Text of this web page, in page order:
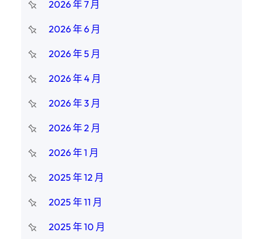
2026 年 7 月
2026 年 6 月
2026 年 5 月
2026 年 4 月
2026 年 3 月
2026 年 2 月
2026 年 1 月
2025 年 12 月
2025 年 11 月
2025 年 10 月